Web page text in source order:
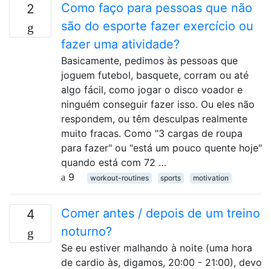
2
Como faço para pessoas que não
são do esporte fazer exercício ou
fazer uma atividade?
Basicamente, pedimos às pessoas que
joguem futebol, basquete, corram ou até
algo fácil, como jogar o disco voador e
ninguém conseguir fazer isso. Ou eles não
respondem, ou têm desculpas realmente
muito fracas. Como "3 cargas de roupa
para fazer" ou "está um pouco quente hoje"
quando está com 72 …
9
workout-routines sports motivation
4
Comer antes / depois de um treino
noturno?
Se eu estiver malhando à noite (uma hora
de cardio às, digamos, 20:00 - 21:00), devo